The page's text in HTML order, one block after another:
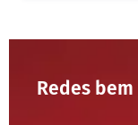
Redes